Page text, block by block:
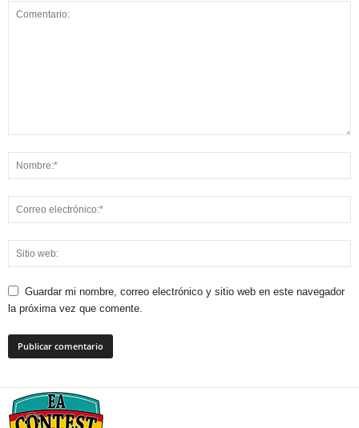
Guardar mi nombre, correo electrónico y sitio web en este navegador
la próxima vez que comente.